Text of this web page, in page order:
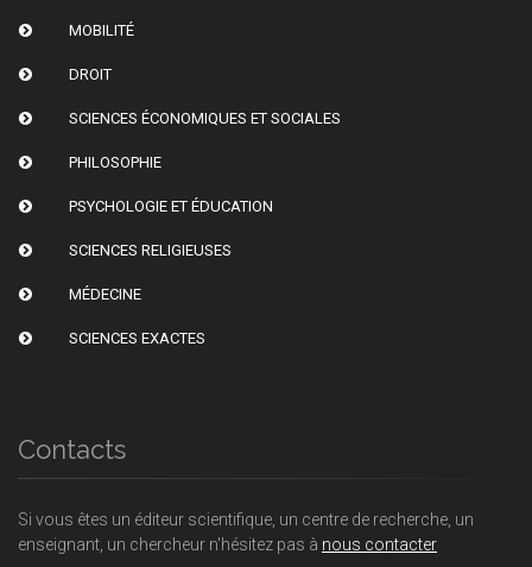
MOBILITÉ
DROIT
SCIENCES ÉCONOMIQUES ET SOCIALES
PHILOSOPHIE
PSYCHOLOGIE ET ÉDUCATION
SCIENCES RELIGIEUSES
MÉDECINE
SCIENCES EXACTES
Contacts
Si vous êtes un éditeur scientifique, un centre de recherche, un
enseignant, un chercheur n'hésitez pas à nous contacter